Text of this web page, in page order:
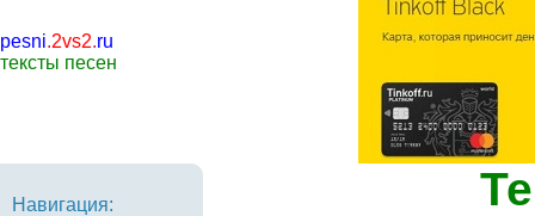
pesni.2vs2.ru
тексты песен
Навигация: